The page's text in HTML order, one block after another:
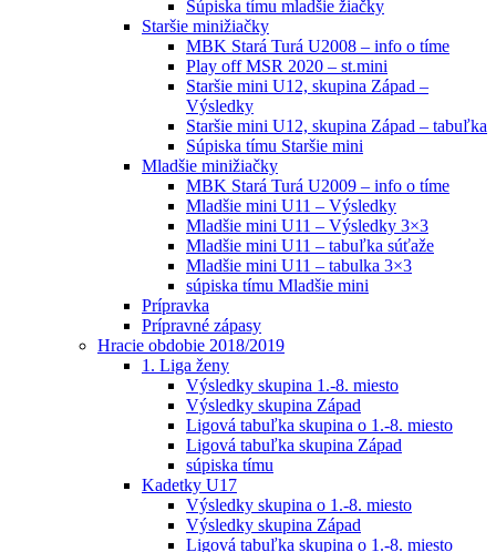
Súpiska tímu mladšie žiačky
Staršie minižiačky
MBK Stará Turá U2008 – info o tíme
Play off MSR 2020 – st.mini
Staršie mini U12, skupina Západ –
Výsledky
Staršie mini U12, skupina Západ – tabuľka
Súpiska tímu Staršie mini
Mladšie minižiačky
MBK Stará Turá U2009 – info o tíme
Mladšie mini U11 – Výsledky
Mladšie mini U11 – Výsledky 3×3
Mladšie mini U11 – tabuľka súťaže
Mladšie mini U11 – tabulka 3×3
súpiska tímu Mladšie mini
Prípravka
Prípravné zápasy
Hracie obdobie 2018/2019
1. Liga ženy
Výsledky skupina 1.-8. miesto
Výsledky skupina Západ
Ligová tabuľka skupina o 1.-8. miesto
Ligová tabuľka skupina Západ
súpiska tímu
Kadetky U17
Výsledky skupina o 1.-8. miesto
Výsledky skupina Západ
Ligová tabuľka skupina o 1.-8. miesto